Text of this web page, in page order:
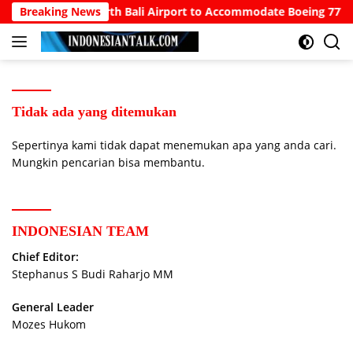
Langsung
ke
konten
Breaking News
Calls for North Bali Airport to Accommodate Boeing 777s
Tidak ada yang ditemukan
Sepertinya kami tidak dapat menemukan apa yang anda cari.
Mungkin pencarian bisa membantu.
INDONESIAN TEAM
Chief Editor:
Stephanus S Budi Raharjo MM
General Leader
Mozes Hukom